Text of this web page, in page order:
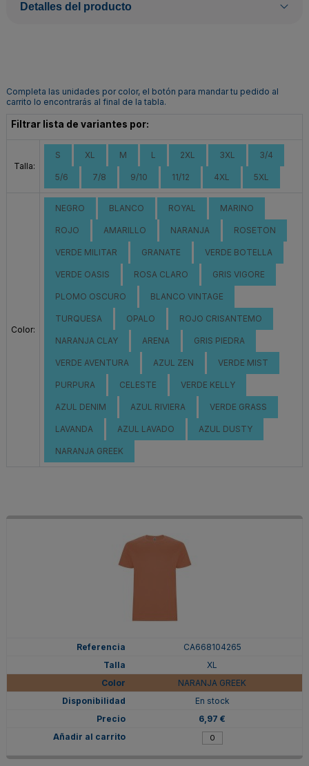
Detalles del producto
Completa las unidades por color, el botón para mandar tu pedido al
carrito lo encontrarás al final de la tabla.
Filtrar lista de variantes por:
Talla:
S XL M L 2XL 3XL 3/4
5/6 7/8 9/10 11/12 4XL 5XL
Color:
NEGRO BLANCO ROYAL MARINO
ROJO AMARILLO NARANJA ROSETON
VERDE MILITAR GRANATE VERDE BOTELLA
VERDE OASIS ROSA CLARO GRIS VIGORE
PLOMO OSCURO BLANCO VINTAGE
TURQUESA OPALO ROJO CRISANTEMO
NARANJA CLAY ARENA GRIS PIEDRA
VERDE AVENTURA AZUL ZEN VERDE MIST
PURPURA CELESTE VERDE KELLY
AZUL DENIM AZUL RIVIERA VERDE GRASS
LAVANDA AZUL LAVADO AZUL DUSTY
NARANJA GREEK
CA668104265
XL
NARANJA GREEK
En stock
6,97 €